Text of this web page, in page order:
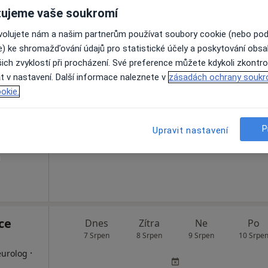
Dnes
7 Srpen
Zítra
8 Srpen
Ne
9 Srpen
Po
10
Online rezervace termínu není k
·
Dnes
7 Srpen
Zítra
8 Srpen
Ne
9 Srpen
Po
10 Srpen
vaše soukromí
nám a našim partnerům používat soubory cookie (nebo
ke shromažďování údajů pro statistické účely a poskytování
zvyklostí při procházení. Své preference můžete kdykoli
v nastavení. Další informace naleznete v zásadách ochrany
Upravit nastavení